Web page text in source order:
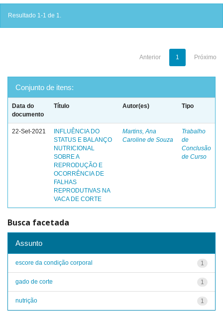
Resultado 1-1 de 1.
Anterior 1 Próximo
Conjunto de itens:
Data do
documento
Título Autor(es) Tipo
22-Set-2021
INFLUÊNCIA DO
STATUS E BALANÇO
NUTRICIONAL
SOBRE A
REPRODUÇÃO E
OCORRÊNCIA DE
FALHAS
REPRODUTIVAS NA
VACA DE CORTE
Martins, Ana
Caroline de Souza
Trabalho
de
Conclusão
de Curso
Busca facetada
Assunto
1
escore da condição corporal
1
gado de corte
1
nutrição